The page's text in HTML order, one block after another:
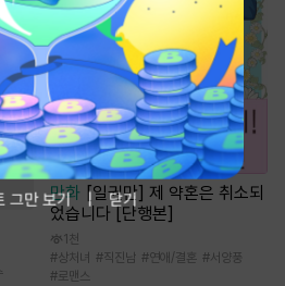
만화 [일권만] 제 약혼은 취소되
었습니다 [단행본]
1천
#상처녀 #직진남 #연애/결혼 #서양풍
#로맨스
그만 보기 닫기